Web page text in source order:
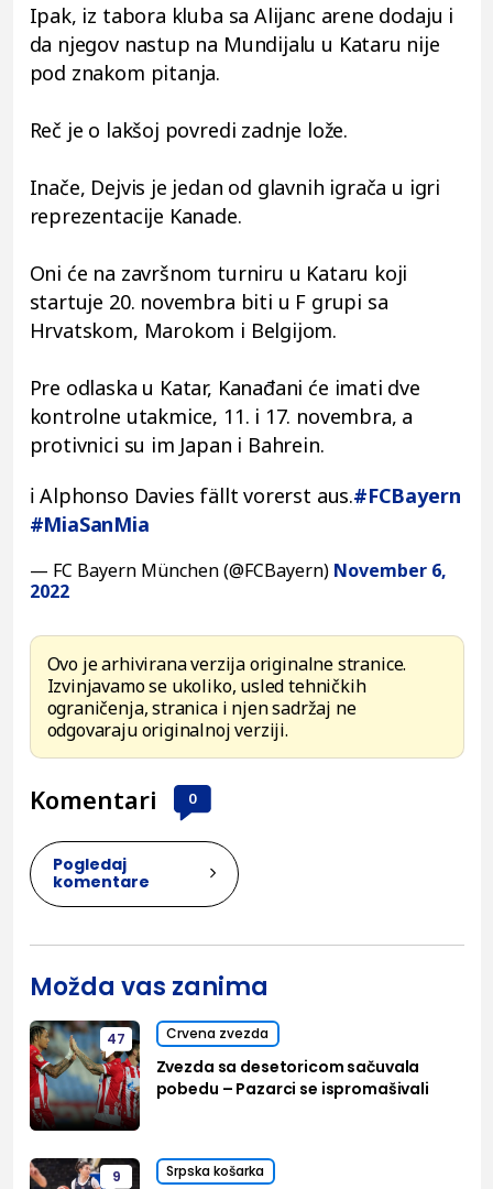
Ipak, iz tabora kluba sa Alijanc arene dodaju i
da njegov nastup na Mundijalu u Kataru nije
pod znakom pitanja.
Reč je o lakšoj povredi zadnje lože.
Inače, Dejvis je jedan od glavnih igrača u igri
reprezentacije Kanade.
Oni će na završnom turniru u Kataru koji
startuje 20. novembra biti u F grupi sa
Hrvatskom, Marokom i Belgijom.
Pre odlaska u Katar, Kanađani će imati dve
kontrolne utakmice, 11. i 17. novembra, a
protivnici su im Japan i Bahrein.
ℹ️ Alphonso Davies fällt vorerst aus.#FCBayern
#MiaSanMia
— FC Bayern München (@FCBayern) November 6,
2022
Ovo je arhivirana verzija originalne stranice.
Izvinjavamo se ukoliko, usled tehničkih
ograničenja, stranica i njen sadržaj ne
odgovaraju originalnoj verziji.
Komentari 0
Pogledaj
komentare
Možda vas zanima
47 Crvena zvezda
Zvezda sa desetoricom sačuvala
pobedu – Pazarci se ispromašivali
9 Srpska košarka